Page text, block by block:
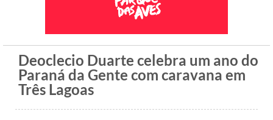
Deoclecio Duarte celebra um ano do
Paraná da Gente com caravana em
Três Lagoas